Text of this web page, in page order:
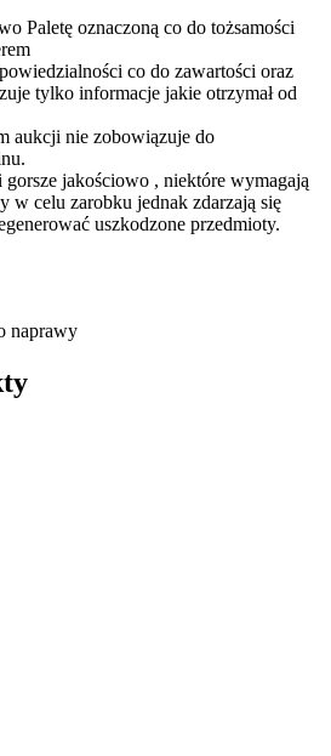
Paletę oznaczoną co do tożsamości
co do zawartości oraz
tylko informacje jakie otrzymał od
aukcji nie zobowiązuje do
gorsze jakościowo , niektóre wymagają
w celu zarobku jednak zdarzają się
uszkodzone przedmioty.
naprawy